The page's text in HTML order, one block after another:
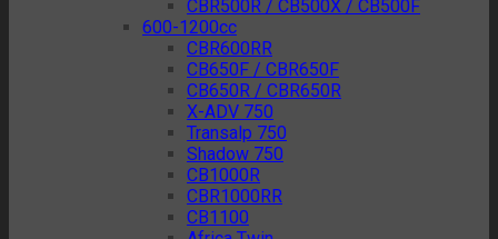
CBR500R / CB500X / CB500F
600-1200cc
CBR600RR
CB650F / CBR650F
CB650R / CBR650R
X-ADV 750
Transalp 750
Shadow 750
CB1000R
CBR1000RR
CB1100